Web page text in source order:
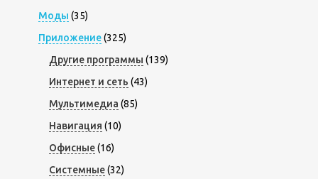
Моды (35)
Приложение(325)
Другие программы (139)
Интернет и сеть (43)
Мультимедиа (85)
Навигация (10)
Офисные(16)
Системные(32)